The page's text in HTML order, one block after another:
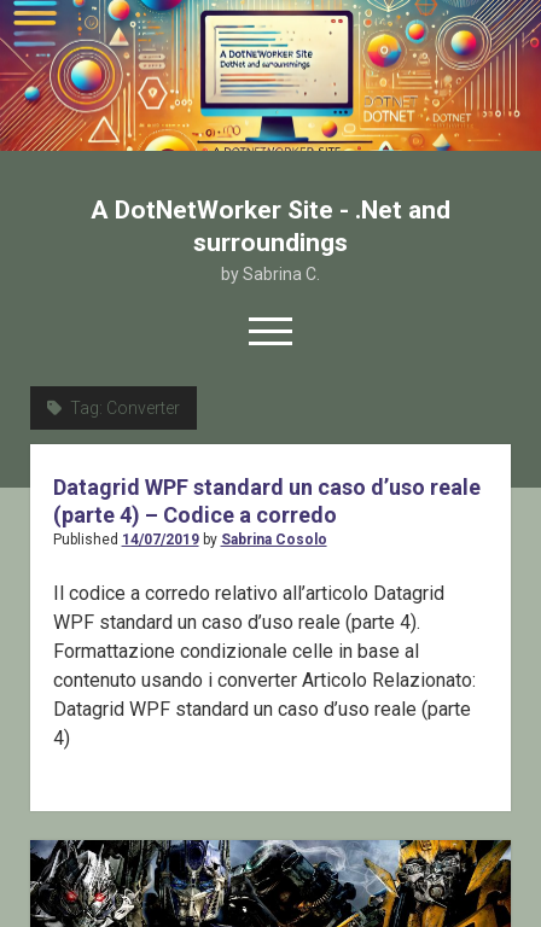
A DotNetWorker Site - .Net and
surroundings
by Sabrina C.
open
menu
Chi sono
Contatto
Tag: Converter
Datagrid WPF standard un caso d’uso reale
(parte 4) – Codice a corredo
Published 14/07/2019by Sabrina Cosolo
Il codice a corredo relativo all’articolo Datagrid
WPF standard un caso d’uso reale (parte 4).
Formattazione condizionale celle in base al
contenuto usando i converter Articolo Relazionato:
Datagrid WPF standard un caso d’uso reale (parte
4)